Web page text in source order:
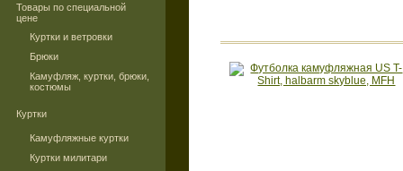
Товары по специальной
цене
Куртки и ветровки
Брюки
Камуфляж, куртки, брюки,
костюмы
Куртки
Камуфляжные куртки
Куртки милитари